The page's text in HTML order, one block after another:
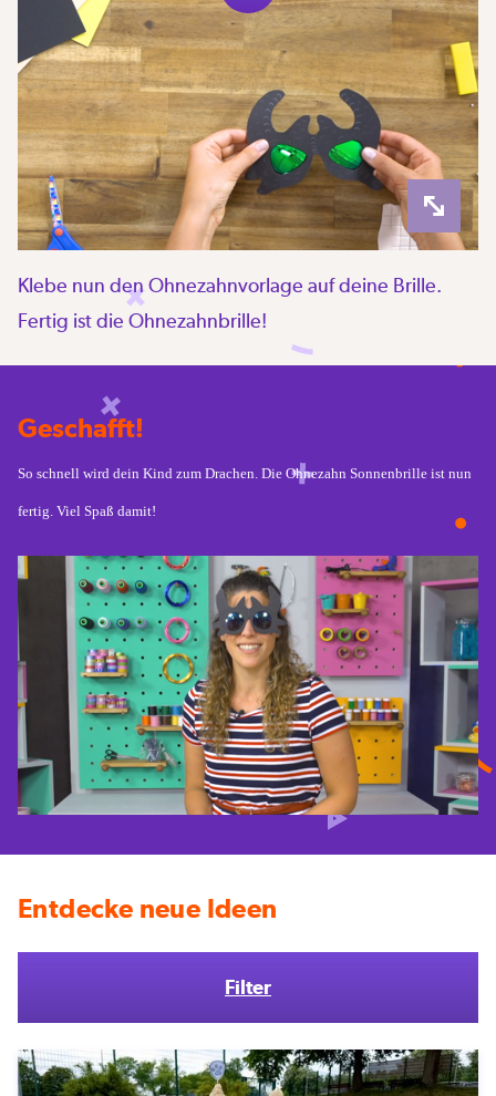
Klebe nun den Ohnezahnvorlage auf deine Brille.
Fertig ist die Ohnezahnbrille!
Geschafft!
So schnell wird dein Kind zum Drachen. Die Ohnezahn Sonnenbrille ist nun
fertig. Viel Spaß damit!
Entdecke neue Ideen
Filter